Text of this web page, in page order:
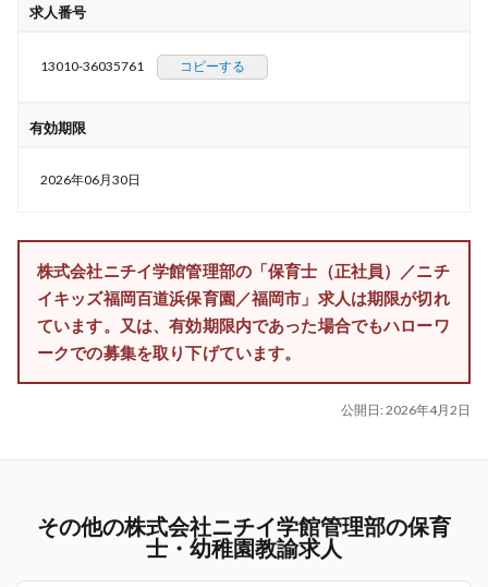
求人番号
13010-36035761 コピーする
有効期限
2026年06月30日
株式会社ニチイ学館管理部の「保育士（正社員）／ニチ
イキッズ福岡百道浜保育園／福岡市」求人は期限が切れ
ています。又は、有効期限内であった場合でもハローワ
ークでの募集を取り下げています。
公開日: 2026年4月2日
その他の株式会社ニチイ学館管理部の保育
士・幼稚園教諭求人